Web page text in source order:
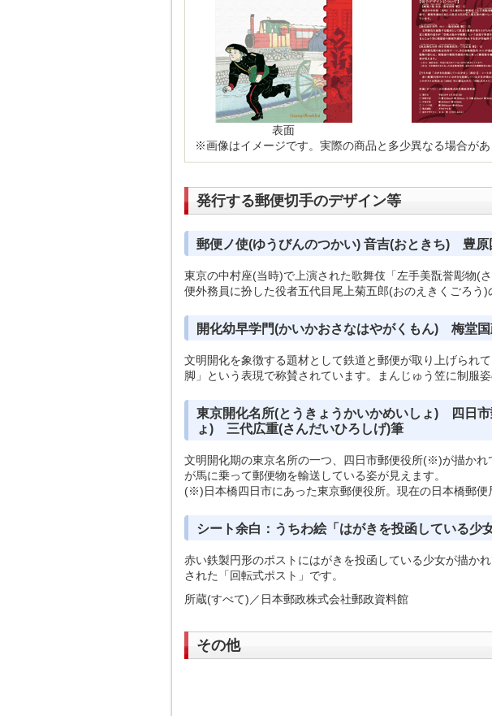
表面
※画像はイメージです。実際の商品と多少異なる場合があ
発行する郵便切手のデザイン等
郵便ノ使(ゆうびんのつかい) 音吉(おときち) 豊原
東京の中村座(当時)で上演された歌舞伎「左手美翫誉彫物(
便外務員に扮した役者五代目尾上菊五郎(おのえきくごろう)
開化幼早学門(かいかおさなはやがくもん) 梅堂
文明開化を象徴する題材として鉄道と郵便が取り上げられ
脚」という表現で称賛されています。まんじゅう笠に制服
東京開化名所(とうきょうかいかめいしょ) 四日
ょ) 三代広重(さんだいひろしげ)筆
文明開化期の東京名所の一つ、四日市郵便役所(※)が描か
が馬に乗って郵便物を輸送している姿が見えます。
(※)日本橋四日市にあった東京郵便役所。現在の日本橋郵便
シート余白：うちわ絵「はがきを投函している少
赤い鉄製円形のポストにはがきを投函している少女が描か
された「回転式ポスト」です。
所蔵(すべて)／日本郵政株式会社郵政資料館
その他